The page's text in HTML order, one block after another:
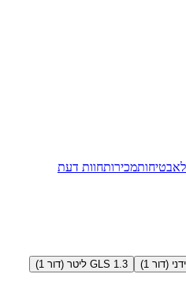
בטיחותמכירותחוות דעת
GLS 1.3 ליטר (דור 1)